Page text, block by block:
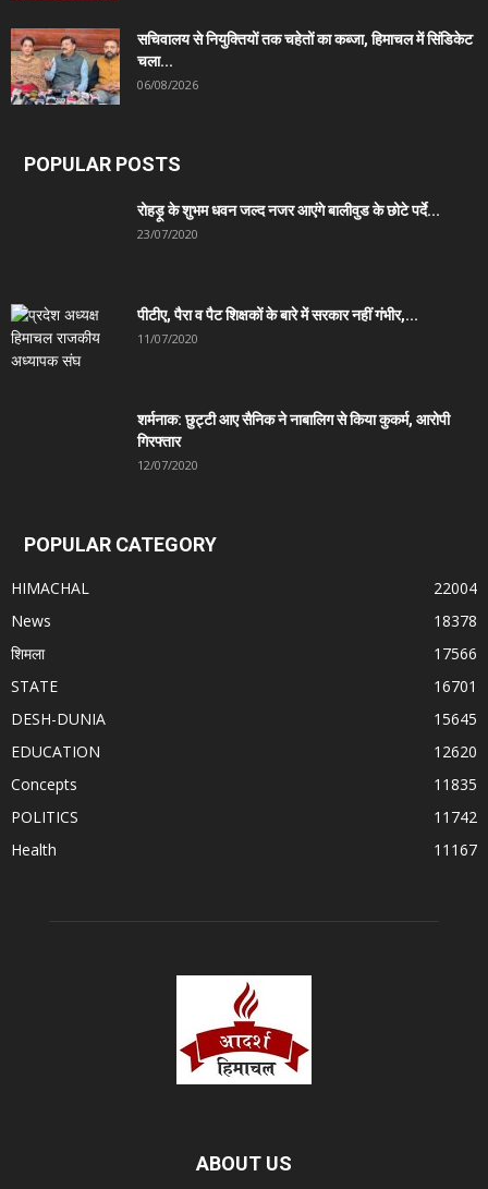
सचिवालय से नियुक्तियों तक चहेतों का कब्जा, हिमाचल में सिंडिकेट
चला...
06/08/2026
POPULAR POSTS
रोहड़ू के शुभम धवन जल्द नजर आएंगे बालीवुड के छोटे पर्दे...
23/07/2020
पीटीए, पैरा व पैट शिक्षकों के बारे में सरकार नहीं गंभीर,...
11/07/2020
शर्मनाक: छुट्टी आए सैनिक ने नाबालिग से किया कुकर्म, आरोपी
गिरफ्तार
12/07/2020
POPULAR CATEGORY
HIMACHAL
22004
News
18378
शिमला
17566
STATE
16701
DESH-DUNIA
15645
EDUCATION
12620
Concepts
11835
POLITICS
11742
Health
11167
ABOUT US